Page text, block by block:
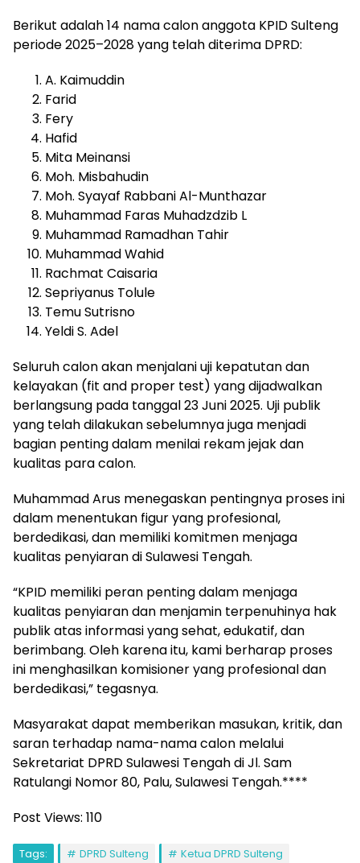
Berikut adalah 14 nama calon anggota KPID Sulteng
periode 2025–2028 yang telah diterima DPRD:
A. Kaimuddin
Farid
Fery
Hafid
Mita Meinansi
Moh. Misbahudin
Moh. Syayaf Rabbani Al-Munthazar
Muhammad Faras Muhadzdzib L
Muhammad Ramadhan Tahir
Muhammad Wahid
Rachmat Caisaria
Sepriyanus Tolule
Temu Sutrisno
Yeldi S. Adel
Seluruh calon akan menjalani uji kepatutan dan
kelayakan (fit and proper test) yang dijadwalkan
berlangsung pada tanggal 23 Juni 2025. Uji publik
yang telah dilakukan sebelumnya juga menjadi
bagian penting dalam menilai rekam jejak dan
kualitas para calon.
Muhammad Arus menegaskan pentingnya proses ini
dalam menentukan figur yang profesional,
berdedikasi, dan memiliki komitmen menjaga
kualitas penyiaran di Sulawesi Tengah.
“KPID memiliki peran penting dalam menjaga
kualitas penyiaran dan menjamin terpenuhinya hak
publik atas informasi yang sehat, edukatif, dan
berimbang. Oleh karena itu, kami berharap proses
ini menghasilkan komisioner yang profesional dan
berdedikasi,” tegasnya.
Masyarakat dapat memberikan masukan, kritik, dan
saran terhadap nama-nama calon melalui
Sekretariat DPRD Sulawesi Tengah di Jl. Sam
Ratulangi Nomor 80, Palu, Sulawesi Tengah.****
Post Views: 110
Tags: DPRD Sulteng Ketua DPRD Sulteng